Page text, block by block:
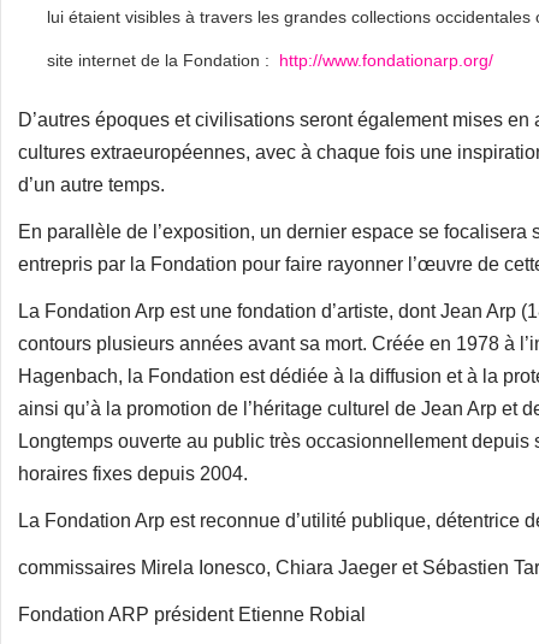
lui étaient visibles à travers les grandes collections occidentales
site internet de la Fondation : http://www.fondationarp.org/
D’autres époques et civilisations seront également mises
cultures extraeuropéennes, avec à chaque fois une
d’un autre temps.
En parallèle de l’exposition, un dernier espace se focalisera
entrepris par la Fondation pour faire rayonner l’œuvre de
La Fondation Arp est une fondation d’artiste, dont Jean Arp
contours plusieurs années avant sa mort. Créée en 1978 à
Hagenbach, la Fondation est dédiée à la diffusion et à la
ainsi qu’à la promotion de l’héritage culturel de Jean Arp et
Longtemps ouverte au public très occasionnellement
horaires fixes depuis 2004.
La Fondation Arp est reconnue d’utilité publique, détentrice
commissaires Mirela Ionesco, Chiara Jaeger et Sébastien
Fondation ARP président Etienne Robial